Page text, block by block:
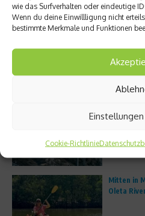
wie das Surfverhalten oder eindeutige
Wenn du deine Einwillligung nicht
bestimmte Merkmale und Funktionen
Cookie-Richtlinie
Porsche
besten
Mitten in
Oleta